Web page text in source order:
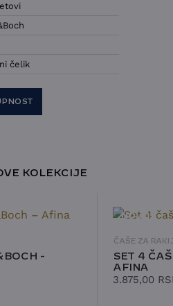
čelik
KOLEKCIJE
-
NOVO
ČAŠE ZA
SET 4
AFINA
3.875,00